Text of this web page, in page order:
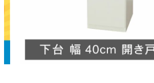
ソファ